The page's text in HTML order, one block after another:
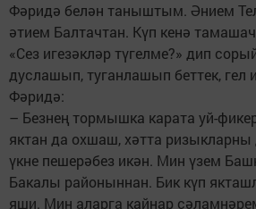
Фәридә белән таныштым. Әнием
әтием Балтачтан. Күп кенә
«Сез игезәкләр түгелме?» дип
дуслашып, туганлашып беттек, гел
Фәридә:
– Безнең тормышка карата уй-
яктан да охшаш, хәтта ризыкларны
үкне пешерәбез икән. Мин үзем
Бакалы районыннан. Бик күп
яши. Мин аларга кайнар